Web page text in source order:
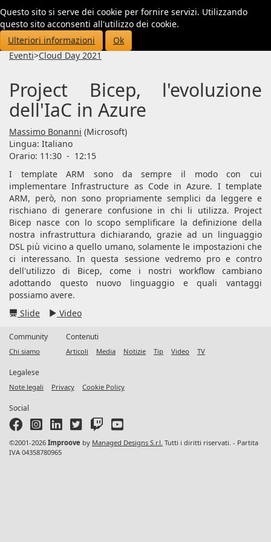
Questo sito si serve dei cookie per fornire servizi. Utilizzando
questo sito acconsenti all'utilizzo dei cookie.
Ulteriori informazioni
Ok
Eventi>Cloud Day 2021
Project Bicep, l'evoluzione
dell'IaC in Azure
Massimo Bonanni (Microsoft)
Lingua: Italiano
Orario: 11:30 - 12:15
I template ARM sono da sempre il modo con cui
implementare Infrastructure as Code in Azure. I template
ARM, però, non sono propriamente semplici da leggere e
rischiano di generare confusione in chi li utilizza. Project
Bicep nasce con lo scopo semplificare la definizione della
nostra infrastruttura dichiarando, grazie ad un linguaggio
DSL più vicino a quello umano, solamente le impostazioni che
ci interessano. In questa sessione vedremo pro e contro
dell'utilizzo di Bicep, come i nostri workflow cambiano
adottando questo nuovo linguaggio e quali vantaggi
possiamo avere.
Slide
Video
Community
Chi siamo
Contenuti
Articoli Media Notizie Tip Video TV
Legalese
Note legali Privacy Cookie Policy
Social
©2001-2026 Improove by Managed Designs S.r.l. Tutti i diritti riservati. - Partita
IVA 04358780965